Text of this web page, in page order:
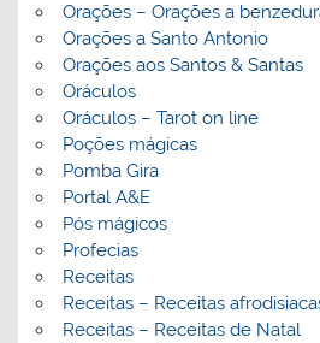
Orações – Orações a
Orações a Santo Antonio
Orações aos Santos & Santas
Oráculos
Oráculos – Tarot on line
Poções mágicas
Pomba Gira
Portal A&E
Pós mágicos
Profecias
Receitas
Receitas – Receitas
Receitas – Receitas de Natal